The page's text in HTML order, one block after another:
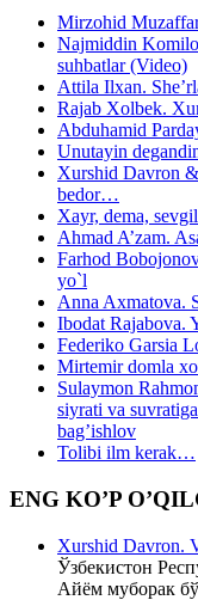
Mirzohid
Najmiddin
suhbatlar (Video)
Attila Ilxan.
Rajab Xolbek.
Abduhamid
Unutayin
Xurshid Davron
bedor…
Xayr, dema,
Ahmad A’zam.
Farhod
yo`l
Anna Axmatova.
Ibodat Rajabova.
Federiko Garsia
Mirtemir domla
Sulaymon
siyrati va
bag’ishlov
Tolibi ilm kerak…
ENG KO’P
Xurshid Davron.
Ўзбекистон
Айём муборак